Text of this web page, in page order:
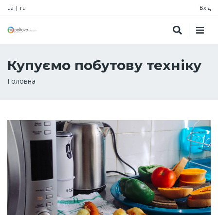
ua | ru Вхід
Купуємо побутову техніку
Рядок
Головна